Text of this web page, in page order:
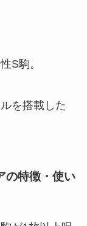
S駒。
を搭載した
の特徴・使い